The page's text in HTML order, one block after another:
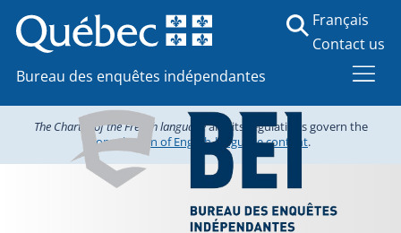
Bureau des enquêtes indépendantes
Français
Contact us
The Charter of the French languageand its regulations govern the
consultation of English-language content.